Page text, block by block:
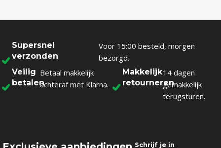
Supersnel
verzonden
Voor 15:00 besteld, morgen
bezorgd.
Veilig
betalen
Betaal makkelijk
achteraf met Klarna.
Makkelijk
retourneren
14 dagen
gemakkelijk
terugsturen.
Schrijf je in